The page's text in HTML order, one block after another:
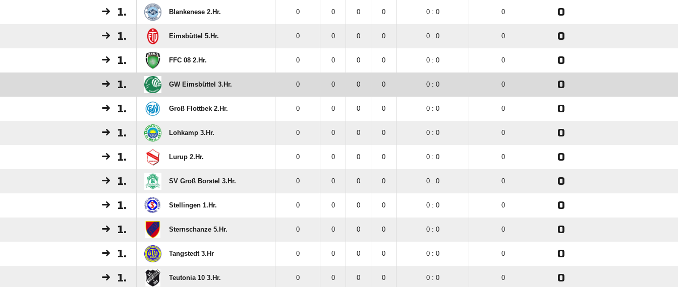
1. Blankenese 2.Hr. 0 0 0 0 0 : 0 0 0
1. Eimsbüttel 5.Hr. 0 0 0 0 0 : 0 0 0
1. FFC 08 2.Hr. 0 0 0 0 0 : 0 0 0
1. GW Eimsbüttel 3.Hr. 0 0 0 0 0 : 0 0 0
1. Groß Flottbek 2.Hr. 0 0 0 0 0 : 0 0 0
1. Lohkamp 3.Hr. 0 0 0 0 0 : 0 0 0
1. Lurup 2.Hr. 0 0 0 0 0 : 0 0 0
1. SV Groß Borstel 3.Hr. 0 0 0 0 0 : 0 0 0
1. Stellingen 1.Hr. 0 0 0 0 0 : 0 0 0
1. Sternschanze 5.Hr. 0 0 0 0 0 : 0 0 0
1. Tangstedt 3.Hr 0 0 0 0 0 : 0 0 0
1. Teutonia 10 3.Hr. 0 0 0 0 0 : 0 0 0